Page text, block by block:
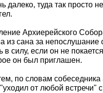
далеко, туда так просто
Архиерейского
из сана за
в силу, если он не
он был приглашен.
по словам собеседника
от любой встречи"